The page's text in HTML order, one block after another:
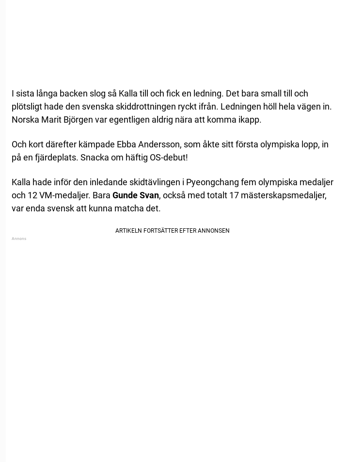
I sista långa backen slog så Kalla till och fick en ledning. Det bara small till och
plötsligt hade den svenska skiddrottningen ryckt ifrån. Ledningen höll hela vägen in.
Norska Marit Björgen var egentligen aldrig nära att komma ikapp.
Och kort därefter kämpade Ebba Andersson, som åkte sitt första olympiska lopp, in
på en fjärdeplats. Snacka om häftig OS-debut!
Kalla hade inför den inledande skidtävlingen i Pyeongchang fem olympiska medaljer
och 12 VM-medaljer. Bara Gunde Svan, också med totalt 17 mästerskapsmedaljer,
var enda svensk att kunna matcha det.